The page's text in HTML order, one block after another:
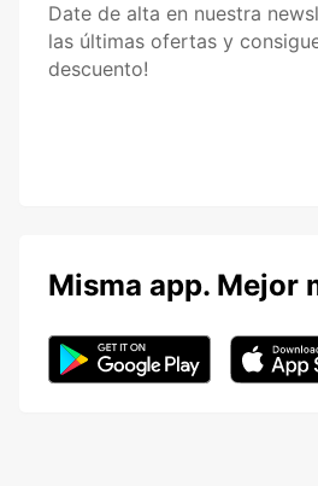
Date de alta en nuestra
las últimas ofertas y
descuento!
Misma app. Mejor